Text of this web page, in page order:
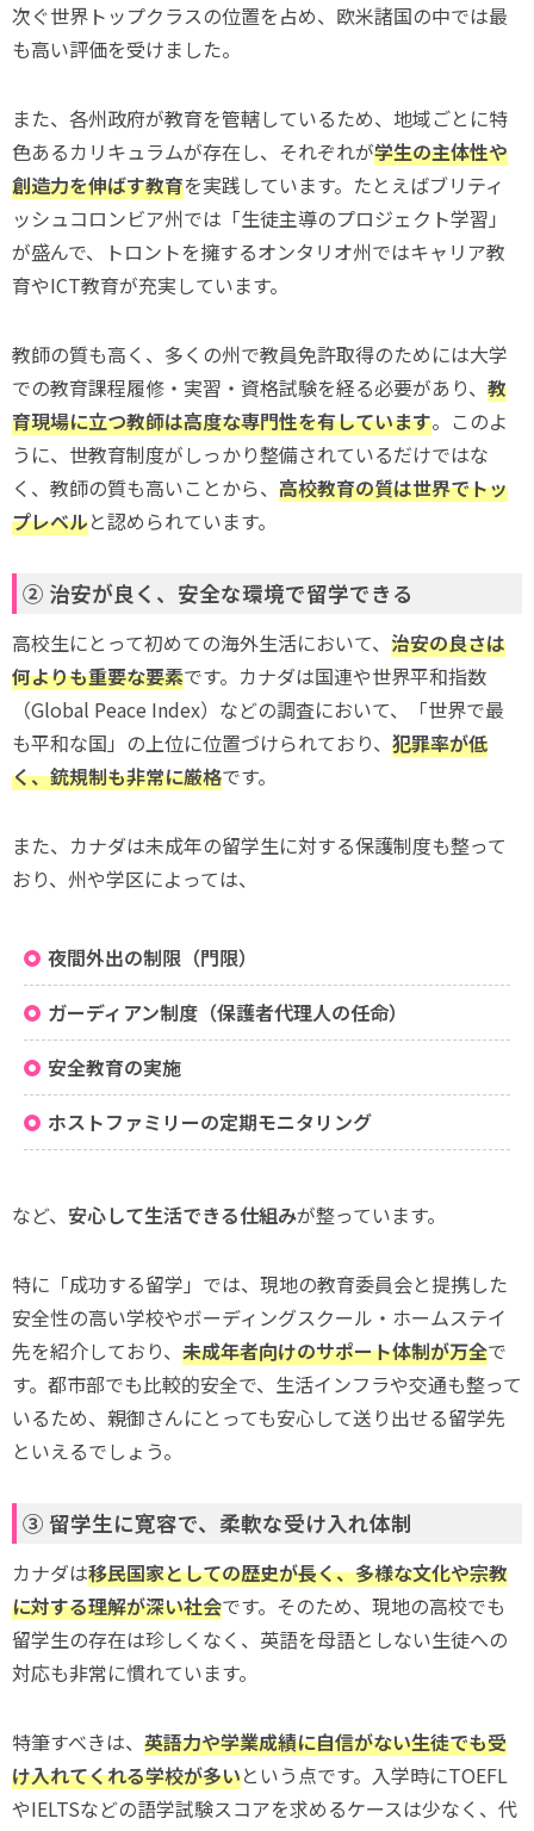
次ぐ世界トップクラスの位置を占め、欧米諸国の中では最
も高い評価を受けました。
また、各州政府が教育を管轄しているため、地域ごとに特
色あるカリキュラムが存在し、それぞれが学生の主体性や
創造力を伸ばす教育を実践しています。たとえばブリティ
ッシュコロンビア州では「生徒主導のプロジェクト学習」
が盛んで、トロントを擁するオンタリオ州ではキャリア教
育やICT教育が充実しています。
教師の質も高く、多くの州で教員免許取得のためには大学
での教育課程履修・実習・資格試験を経る必要があり、 教
育現場に立つ教師は高度な専門性を有しています。このよ
うに、世教育制度がしっかり整備されているだけではな
く、教師の質も高いことから、 高校教育の質は世界でトッ
プレベルと認められています。
② 治安が良く、安全な環境で留学できる
高校生にとって初めての海外生活において、 治安の良さは
何よりも重要な要素です。カナダは国連や世界平和指数
（Global Peace Index）などの調査において、「世界で最
も平和な国」の上位に位置づけられており、 犯罪率が低
く、銃規制も非常に厳格です。
また、カナダは未成年の留学生に対する保護制度も整って
おり、州や学区によっては、
夜間外出の制限（門限）
ガーディアン制度（保護者代理人の任命）
安全教育の実施
ホストファミリーの定期モニタリング
など、 安心して生活できる仕組みが整っています。
特に「成功する留学」では、現地の教育委員会と提携した
安全性の高い学校やボーディングスクール・ホームステイ
先を紹介しており、 未成年者向けのサポート体制が万全で
す。都市部でも比較的安全で、生活インフラや交通も整って
いるため、親御さんにとっても安心して送り出せる留学先
といえるでしょう。
③ 留学生に寛容で、柔軟な受け入れ体制
カナダは移民国家としての歴史が長く、多様な文化や宗教
に対する理解が深い社会です。そのため、現地の高校でも
留学生の存在は珍しくなく、英語を母語としない生徒への
対応も非常に慣れています。
特筆すべきは、 英語力や学業成績に自信がない生徒でも受
け入れてくれる学校が多いという点です。入学時にTOEFL
やIELTSなどの語学試験スコアを求めるケースは少なく、代